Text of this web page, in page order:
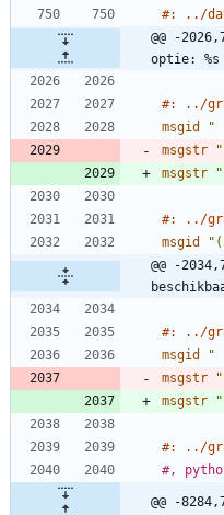
#: ../
@@ -
optie: %s
#: ../
msgid
"
msgstr
msgstr
#: ../
msgid
@@ -
#: ../
msgid
"
msgstr
msgstr
#: ../
#,
@@ -